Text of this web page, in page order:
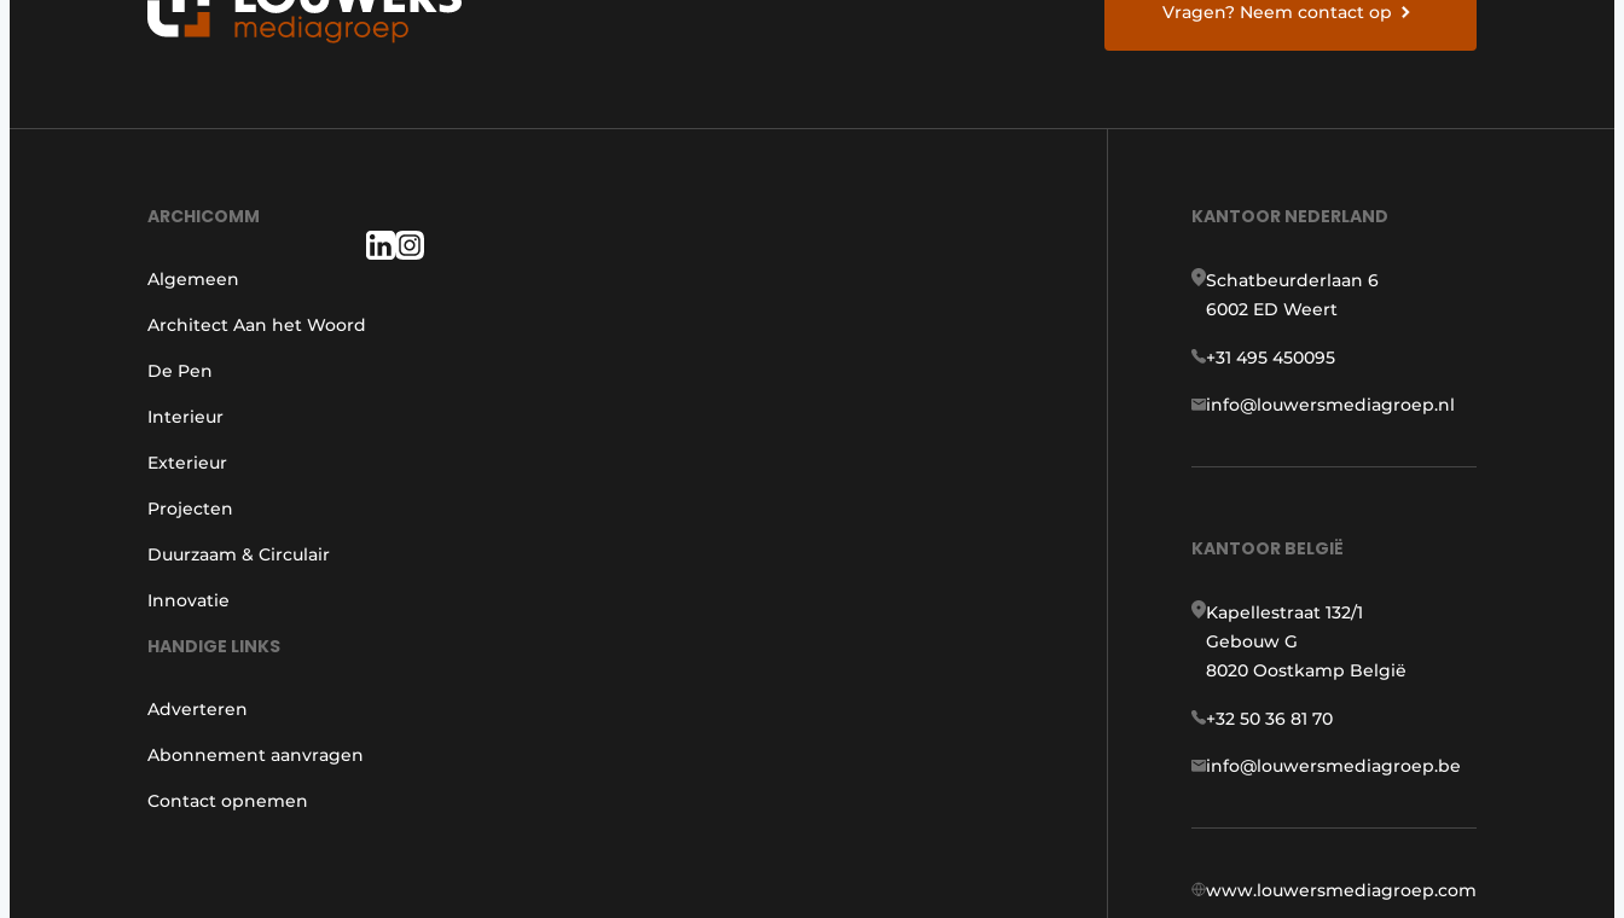
Vragen? Neem contact op
ARCHICOMM
Algemeen
Architect Aan het Woord
De Pen
Interieur
Exterieur
Projecten
Duurzaam & Circulair
Innovatie
HANDIGE LINKS
Adverteren
Abonnement aanvragen
Contact opnemen
KANTOOR NEDERLAND
Schatbeurderlaan 6
6002 ED Weert
+31 495 450095
info@louwersmediagroep.nl
KANTOOR BELGIË
Kapellestraat 132/1
Gebouw G
8020 Oostkamp België
+32 50 36 81 70
info@louwersmediagroep.be
www.louwersmediagroep.com